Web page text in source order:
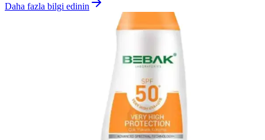
Daha fazla bilgi edinin